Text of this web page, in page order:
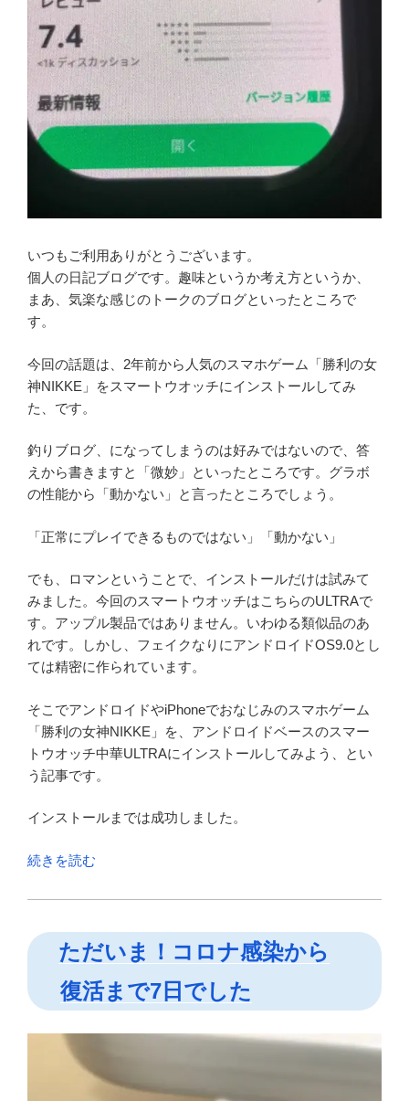
いつもご利用ありがとうございます。
個人の日記ブログです。趣味というか考え方というか、
まあ、気楽な感じのトークのブログといったところで
す。
今回の話題は、2年前から人気のスマホゲーム「勝利の女
神NIKKE」をスマートウオッチにインストールしてみ
た、です。
釣りブログ、になってしまうのは好みではないので、答
えから書きますと「微妙」といったところです。グラボ
の性能から「動かない」と言ったところでしょう。
「正常にプレイできるものではない」「動かない」
でも、ロマンということで、インストールだけは試みて
みました。今回のスマートウオッチはこちらのULTRAで
す。アップル製品ではありません。いわゆる類似品のあ
れです。しかし、フェイクなりにアンドロイドOS9.0とし
ては精密に作られています。
そこでアンドロイドやiPhoneでおなじみのスマホゲーム
「勝利の女神NIKKE」を、アンドロイドベースのスマー
トウオッチ中華ULTRAにインストールしてみよう、とい
う記事です。
インストールまでは成功しました。
“ス
ー
ウ
ッ
で
続きを読む
ただいま！コロナ感染から
復活まで7日でした